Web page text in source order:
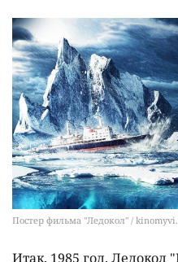
Постер фильма "Ледокол" /
Итак, 1985 год.